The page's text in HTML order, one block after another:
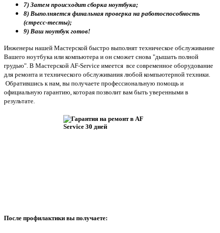
7) Затем происходит сборка ноутбука;
8) Выполняется финальная проверка на работоспособность
(стресс-тесты);
9) Ваш ноутбук готов!
Инженеры нашей Мастерской быстро выполнят техническое обслуживание
Вашего ноутбука или компьютера и он сможет снова "дышать полной
грудью". В Мастерской AF-Service имеется все современное оборудование
для ремонта и технического обслуживания любой компьютерной техники.
Обратившись к нам, вы получаете профессиональную помощь и
официальную гарантию, которая позволит вам быть уверенными в
результате.
После профилактики вы получаете: